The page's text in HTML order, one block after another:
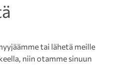
tai lähetä meille
niin otamme sinuun